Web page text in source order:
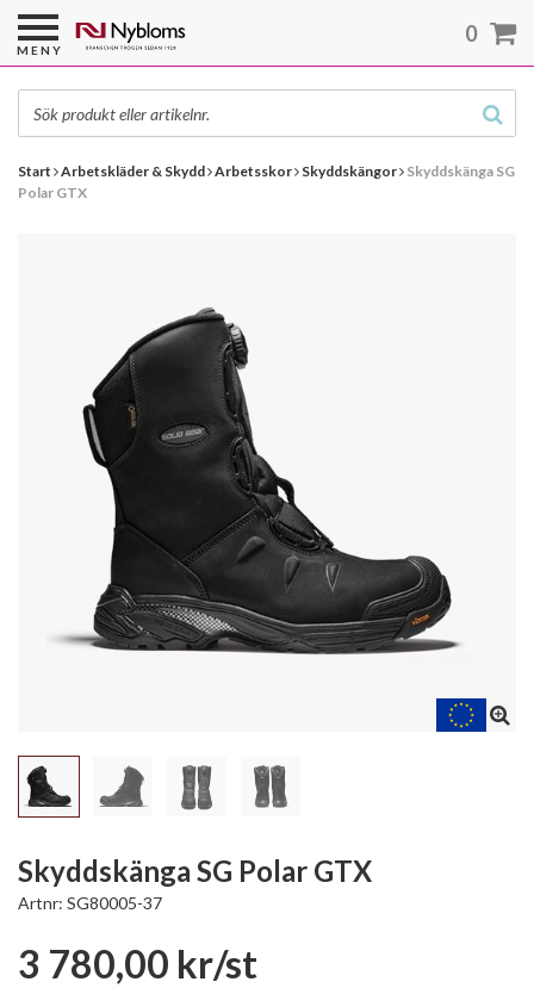
Start Arbetskläder & Skydd Arbetsskor Skyddskängor Skyddskänga SG
Polar GTX
Skyddskänga SG Polar GTX
Artnr: SG80005-37
3 780,00 kr/st
MENY
0